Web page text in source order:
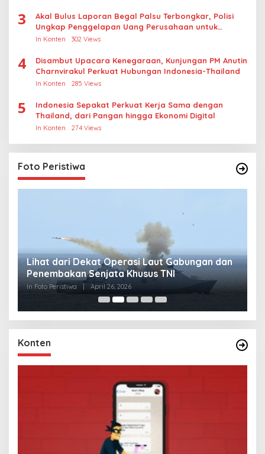
3
Akal Bulus Laporan Begal Palsu Terbongkar, Polisi
Ungkap Penggelapan Uang Perusahaan untuk
Crypto
In Konten 302 Views
4
Disambut Upacara Kenegaraan, Kunjungan PM Anutin
Charnvirakul Perkuat Hubungan Indonesia-Thailand
In Konten 285 Views
5
Indonesia Sepakat Perkuat Kerja Sama dengan
Thailand, dari Pangan hingga Ekonomi Digital
In Konten 274 Views
Foto Peristiwa
Lihat dari Dekat Operasi Laut Gabungan dan
Penembakan Senjata Khusus TNI
In Foto Peristiwa | April 26, 2026
Konten